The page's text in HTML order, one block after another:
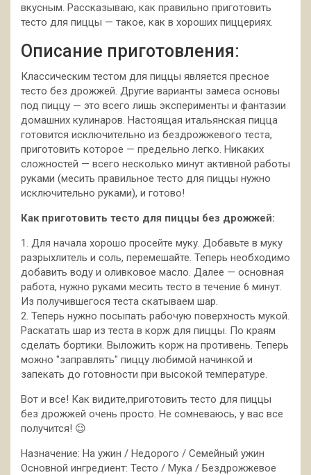
вкусным. Рассказываю, как правильно приготовить
тесто для пиццы — такое, как в хороших пиццериях.
Описание приготовления:
Классическим тестом для пиццы является пресное
тесто без дрожжей. Другие варианты замеса основы
под пиццу — это всего лишь эксперименты и фантазии
домашних кулинаров. Настоящая итальянская пицца
готовится исключительно из бездрожжевого теста,
приготовить которое — предельно легко. Никаких
сложностей — всего несколько минут активной работы
руками (месить правильное тесто для пиццы нужно
исключительно руками), и готово!
Как приготовить тесто для пиццы без дрожжей:
1. Для начала хорошо просейте муку. Добавьте в муку
разрыхлитель и соль, перемешайте. Теперь необходимо
добавить воду и оливковое масло. Далее — основная
работа, нужно руками месить тесто в течение 6 минут.
Из получившегося теста скатываем шар.
2. Теперь нужно посыпать рабочую поверхность мукой.
Раскатать шар из теста в корж для пиццы. По краям
сделать бортики. Выложить корж на противень. Теперь
можно "заправлять" пиццу любимой начинкой и
запекать до готовности при высокой температуре.
Вот и все! Как видите,приготовить тесто для пиццы
без дрожжей очень просто. Не сомневаюсь, у вас все
получится! 😉
Назначение: На ужин / Недорого / Семейный ужин
Основной ингредиент: Тесто / Мука / Бездрожжевое